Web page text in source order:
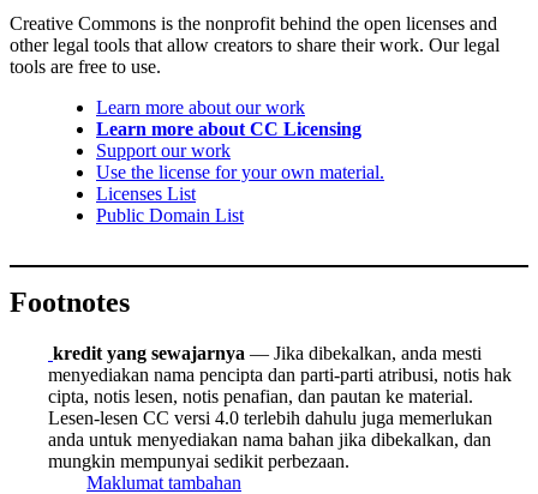
Creative Commons is the nonprofit behind the open licenses and
other legal tools that allow creators to share their work. Our legal
tools are free to use.
Learn more about our work
Learn more about CC Licensing
Support our work
Use the license for your own material.
Licenses List
Public Domain List
Footnotes
kredit yang sewajarnya — Jika dibekalkan, anda mesti
menyediakan nama pencipta dan parti-parti atribusi, notis hak
cipta, notis lesen, notis penafian, dan pautan ke material.
Lesen-lesen CC versi 4.0 terlebih dahulu juga memerlukan
anda untuk menyediakan nama bahan jika dibekalkan, dan
mungkin mempunyai sedikit perbezaan.
Maklumat tambahan